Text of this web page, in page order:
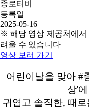
종로티비
등록일
2025-05-16
※ 해당 영상 제공처에서
려울 수 있습니다
영상 보러 가기
어린이날을 맞아 #
상'
귀엽고 솔직한, 때